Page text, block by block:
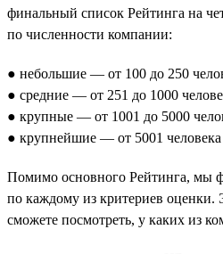
финальный список Рейтинга на
по численности компании:
● небольшие — от 100 до 250
● средние — от 251 до 1000
● крупные — от 1001 до 5000
● крупнейшие — от 5001 человека
Помимо основного Рейтинга, мы
по каждому из критериев оценки.
сможете посмотреть, у каких из